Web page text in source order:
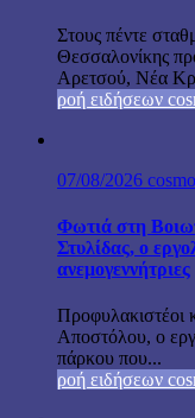
Στους πέντε
Θεσσαλονίκης
Αρετσού, Νέα
ροή ειδήσεων
07/08/2026
Φωτιά στη
Στυλίδας, ο
ανεμογεννήτριες
Προφυλακιστέοι
Αποστόλου, ο
πάρκου που...
ροή ειδήσεων